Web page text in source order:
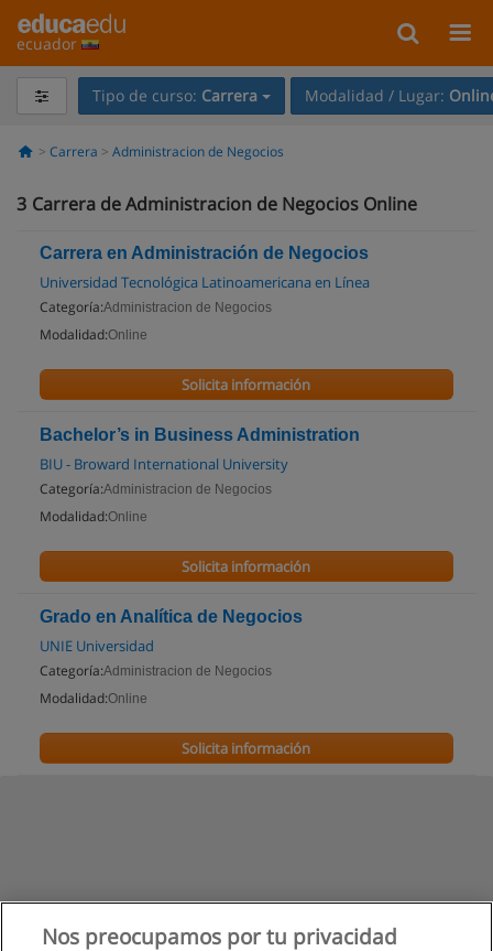
ecuador
Tipo de curso: Carrera Modalidad / Lugar:
Carrera Administracion de Negocios
3 Carrera de Administracion de Negocios Online
Carrera en Administración de Negocios
Universidad Tecnológica Latinoamericana en Línea
Categoría:Administracion de Negocios
Modalidad:Online
Solicita información
Bachelor’s in Business Administration
BIU - Broward International University
Categoría:Administracion de Negocios
Modalidad:Online
Solicita información
Grado en Analítica de Negocios
UNIE Universidad
Categoría:Administracion de Negocios
Modalidad:Online
Solicita información
Nos preocupamos por tu privacidad